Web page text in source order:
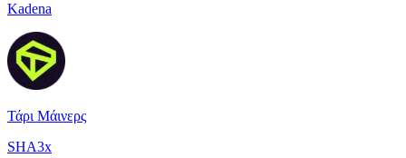
Kadena
Τάρι Μάινερς
SHA3x